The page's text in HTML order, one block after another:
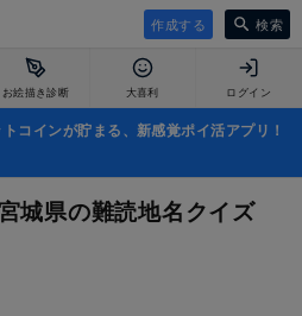
作成する 検索
お絵描き診断 大喜利 ログイン
コインが貯まる、新感覚ポイ活アプリ！
城県の難読地名クイズ